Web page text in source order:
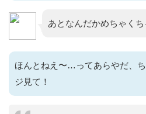
あとなんだかめちゃく
ほんとねえ〜…ってあらやだ、
ジ見て！